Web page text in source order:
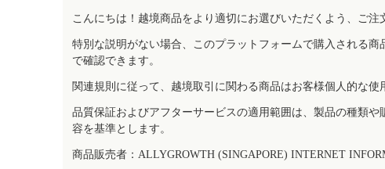
こんにちは！越境商品をより適切にお選びいただくよう、ご
特別な説明がない場合、このプラットフォームで購入される
で確認できます。
関連規則に従って、越境取引に関わる商品はお客様個人的な使
品質保証およびアフターサービスの適用範囲は、製品の種類
容を基準とします。
商品販売者：ALLYGROWTH (SINGAPORE) INTERNET